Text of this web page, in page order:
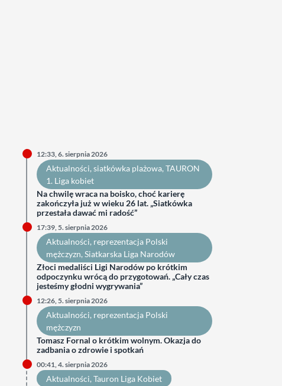
12:33, 6. sierpnia 2026
Aktualności, siatkówka plażowa, TAURON
1. Liga kobiet
Na chwilę wraca na boisko, choć karierę
zakończyła już w wieku 26 lat. „Siatkówka
przestała dawać mi radość”
17:39, 5. sierpnia 2026
Aktualności, reprezentacja Polski
mężczyzn, Siatkarska Liga Narodów
Złoci medaliści Ligi Narodów po krótkim
odpoczynku wrócą do przygotowań. „Cały czas
jesteśmy głodni wygrywania”
12:26, 5. sierpnia 2026
Aktualności, reprezentacja Polski
mężczyzn
Tomasz Fornal o krótkim wolnym. Okazja do
zadbania o zdrowie i spotkań
00:41, 4. sierpnia 2026
Aktualności, Tauron Liga Kobiet